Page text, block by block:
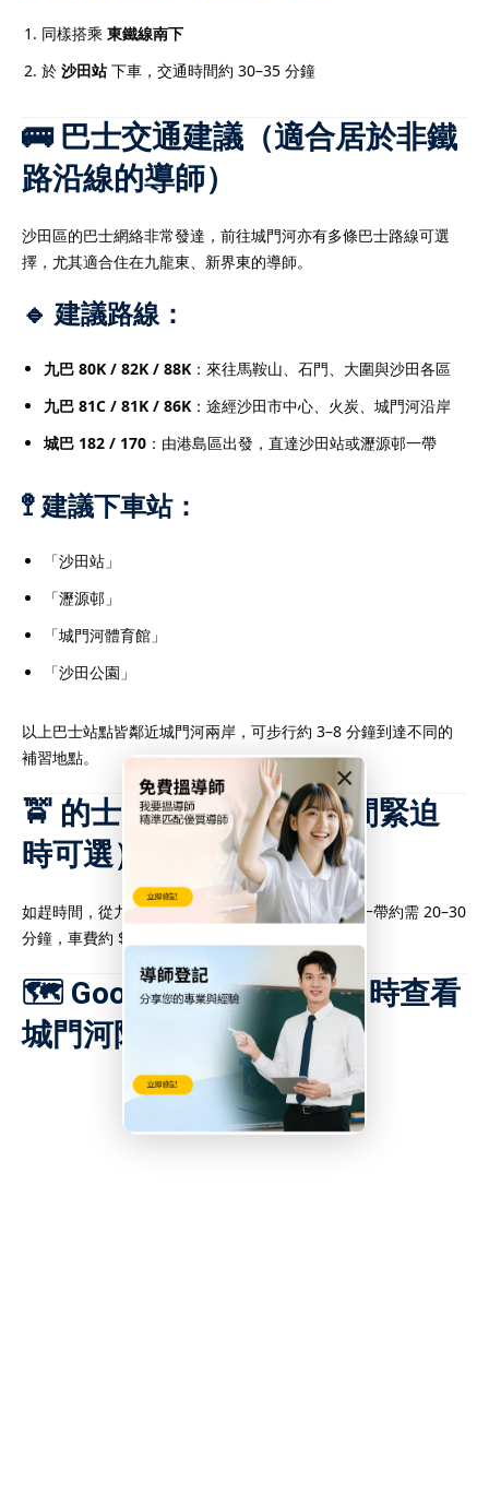
×
同樣搭乘 東鐵線南下
於 沙田站下車，交通時間約 30–35 分鐘
🚌 巴士交通建議（適合居於非鐵
路沿線的導師）
沙田區的巴士網絡非常發達，前往城門河亦有多條巴士路線可選
擇，尤其適合住在九龍東、新界東的導師。
🔹 建議路線：
九巴 80K / 82K / 88K ：來往馬鞍山、石門、大圍與沙田各區
九巴 81C / 81K / 86K ：途經沙田市中心、火炭、城門河沿岸
城巴 182 / 170 ：由港島區出發，直達沙田站或瀝源邨一帶
🚏 建議下車站：
「沙田站」
「瀝源邨」
「城門河體育館」
「沙田公園」
以上巴士站點皆鄰近城門河兩岸，可步行約 3–8 分鐘到達不同的
補習地點。
🚖 的士／Uber 建議（時間緊迫
時可選）
如趕時間，從九龍塘或旺角搭乘的士至沙田城門河一帶約需 20–30
分鐘，車費約 $100–$150，視交通情況而定。
🗺️ Google Map 連結：即時查看
城門河附近地點